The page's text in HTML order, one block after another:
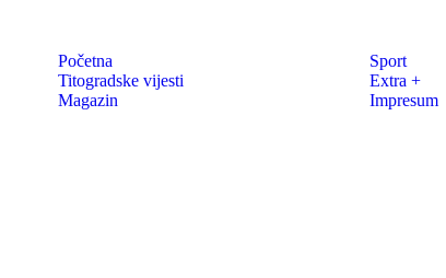
Početna
Titogradske vijesti
Magazin
Sport
Extra +
Impresum